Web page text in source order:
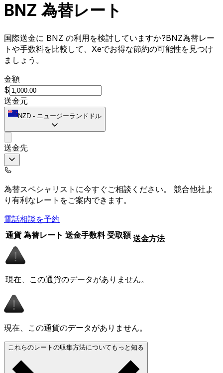
BNZ 為替レート
国際送金に BNZ の利用を検討していますか?BNZ為替レー
トや手数料を比較して、Xeでお得な節約の可能性を見つけ
ましょう。
金額
$
送金元
NZD - ニュージーランドドル
送金先
為替スペシャリストに今すぐご相談ください。 競合他社よ
り有利なレートをご案内できます。
電話相談を予約
通貨 為替レート 送金手数料 受取額 送金方法
現在、この通貨のデータがありません。
現在、この通貨のデータがありません。
これらのレートの収集方法についてもっと知る